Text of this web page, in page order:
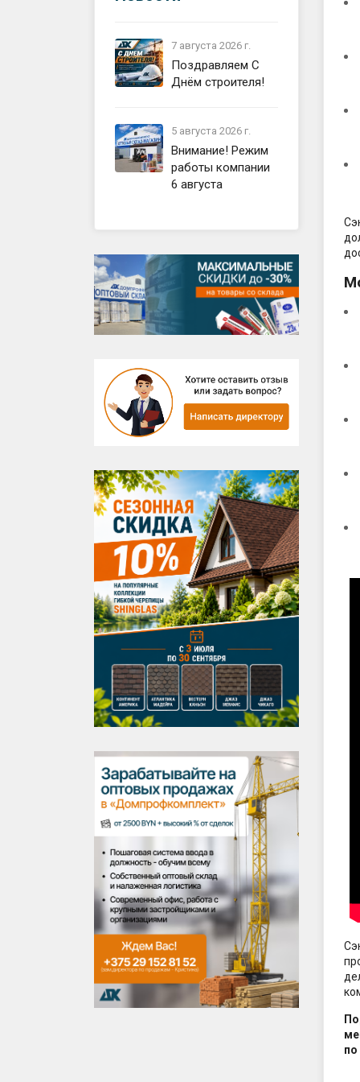
фасада
7 августа 2026 г.
Поздравляем С
Днём строителя!
5 августа 2026 г.
Внимание! Режим
работы компании
6 августа
по